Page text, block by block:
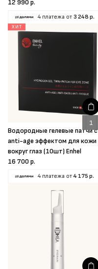
12 990 р.
4 платежа от 3 248 р.
ХИТ
Водородные гелевые патчи с
anti-age эффектом для кожи
вокруг глаз (10шт) Enhel
16 700 р.
4 платежа от4 175 р.